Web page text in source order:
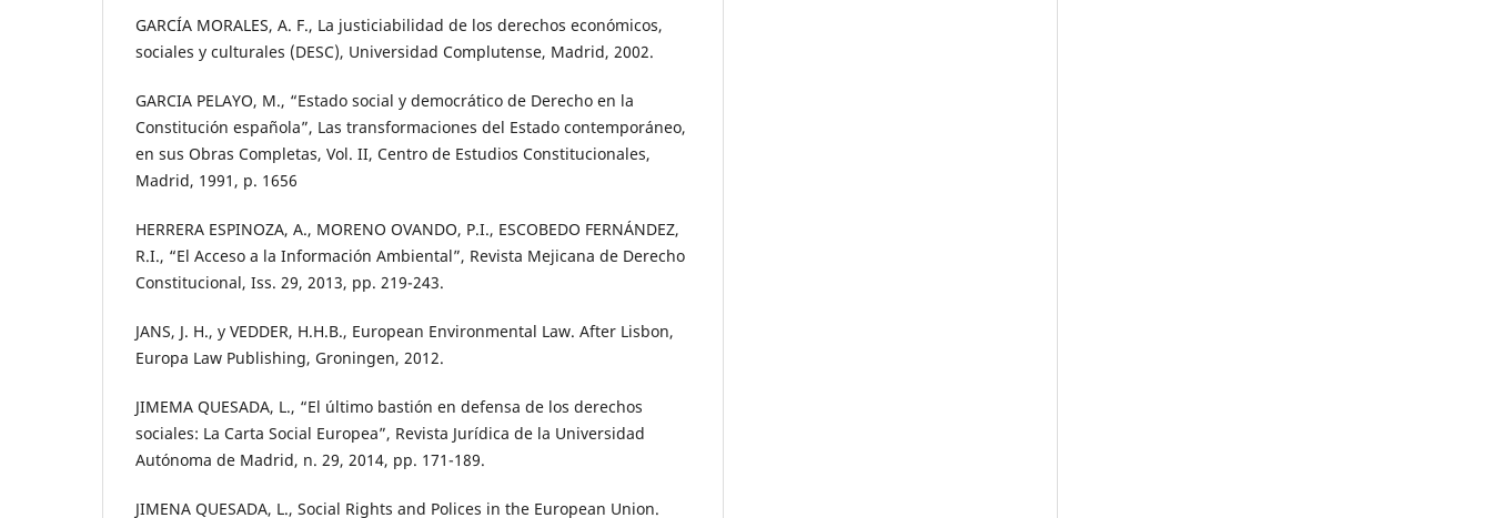
GARCÍA MORALES, A. F., La justiciabilidad de los derechos económicos,
sociales y culturales (DESC), Universidad Complutense, Madrid, 2002.
GARCIA PELAYO, M., “Estado social y democrático de Derecho en la
Constitución española”, Las transformaciones del Estado contemporáneo,
en sus Obras Completas, Vol. II, Centro de Estudios Constitucionales,
Madrid, 1991, p. 1656
HERRERA ESPINOZA, A., MORENO OVANDO, P.I., ESCOBEDO FERNÁNDEZ,
R.I., “El Acceso a la Información Ambiental”, Revista Mejicana de Derecho
Constitucional, Iss. 29, 2013, pp. 219-243.
JANS, J. H., y VEDDER, H.H.B., European Environmental Law. After Lisbon,
Europa Law Publishing, Groningen, 2012.
JIMEMA QUESADA, L., “El último bastión en defensa de los derechos
sociales: La Carta Social Europea”, Revista Jurídica de la Universidad
Autónoma de Madrid, n. 29, 2014, pp. 171-189.
JIMENA QUESADA, L., Social Rights and Polices in the European Union.